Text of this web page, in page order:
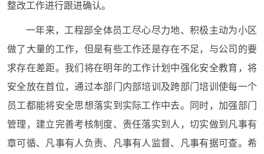
整改工作进行跟进确认。
一年来，工程部全体员工尽心尽力地、积极主动为小区
做了大量的工作，但是有些工作还是存在不足，与公司的要
求存在差距。我们将在明年的工作计划中强化安全教育，将
安全放在首位，通过本部门内部培训及跨部门培训使每一个
员工都能将安全思想落实到实际工作中去。同时，加强部门
管理，建立完善考核制度、责任落实到人，切实做到凡事有
章可循、凡事有人负责、凡事有人监督、凡事有据可查。希